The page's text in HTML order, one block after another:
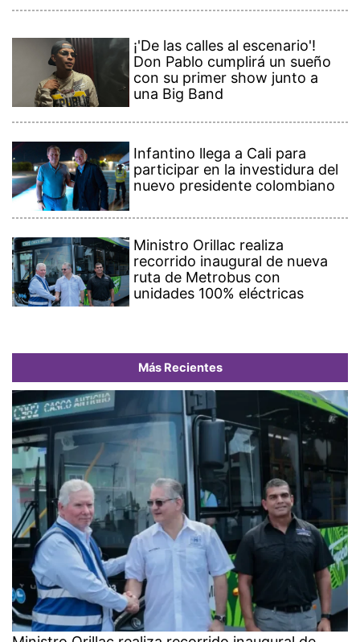
¡'De las calles al escenario'!
Don Pablo cumplirá un sueño
con su primer show junto a
una Big Band
Infantino llega a Cali para
participar en la investidura del
nuevo presidente colombiano
Ministro Orillac realiza
recorrido inaugural de nueva
ruta de Metrobus con
unidades 100% eléctricas
Más Recientes